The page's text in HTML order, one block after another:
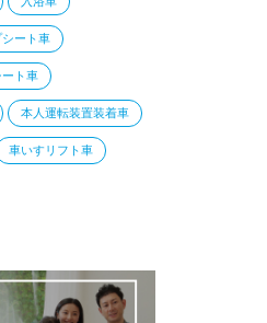
ート車
ト車
本人運転装置装着車
車いすリフト車